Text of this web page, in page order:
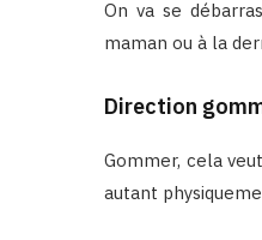
On va se
maman ou à la
Direction
Gommer, cela
autant